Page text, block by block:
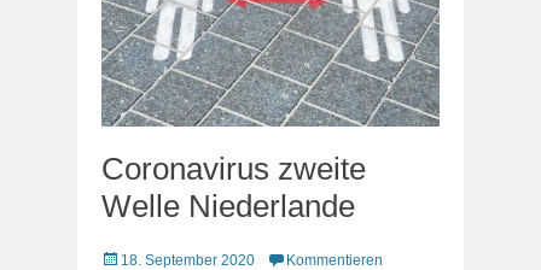
Coronavirus zweite
Welle Niederlande
Veröffentlicht
18. September 2020 Kommentieren